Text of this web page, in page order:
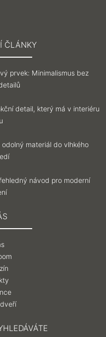
ČLÁNKY
prvek: Minimalismus bez
detail, který má v interiéru
materiál do vlhkého
návod pro moderní